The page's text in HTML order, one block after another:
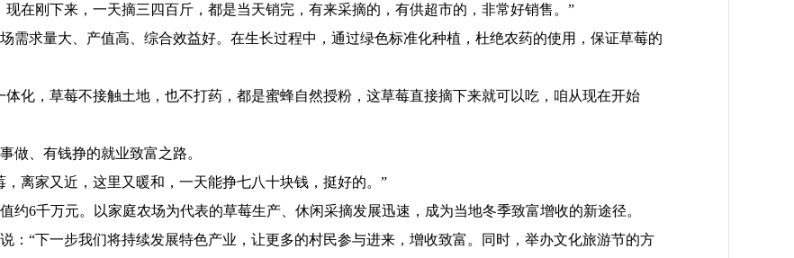
刚下来，一天摘三四百斤，都是当天销完，有来采摘的，有供超市的，非常好销售。”
求量大、产值高、综合效益好。在生长过程中，通过绿色标准化种植，杜绝农药的使用，保证草莓的
，草莓不接触土地，也不打药，都是蜜蜂自然授粉，这草莓直接摘下来就可以吃，咱从现在开始
、有钱挣的就业致富之路。
家又近，这里又暖和，一天能挣七八十块钱，挺好的。”
6千万元。以家庭农场为代表的草莓生产、休闲采摘发展迅速，成为当地冬季致富增收的新途径。
“下一步我们将持续发展特色产业，让更多的村民参与进来，增收致富。同时，举办文化旅游节的方